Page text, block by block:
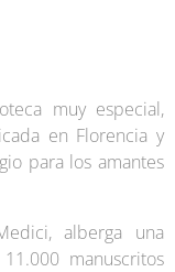
muy especial,
en Florencia y
para los amantes
alberga una
manuscritos